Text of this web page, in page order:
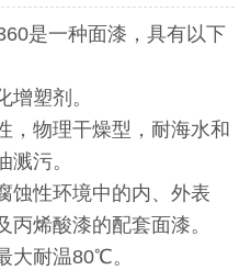
是一种面漆，具有以下
增塑剂。
，物理干燥型，耐海水和
溅污。
蚀性环境中的内、外表
烯酸漆的配套面漆。
大耐温80℃。